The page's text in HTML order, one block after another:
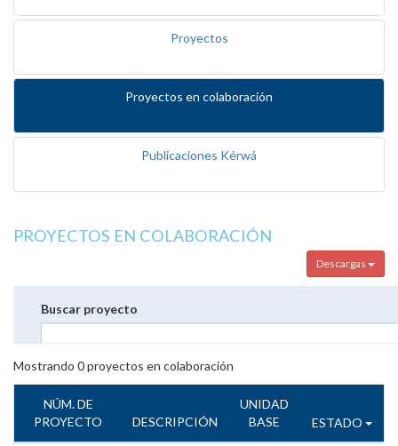
Proyectos
Proyectos en colaboración
Publicaciones Kérwá
PROYECTOS EN COLABORACIÓN
Descargas
Buscar proyecto
Mostrando 0proyectos en colaboración
NÚM. DE
PROYECTO
DESCRIPCIÓN
UNIDAD
BASE
ESTADO